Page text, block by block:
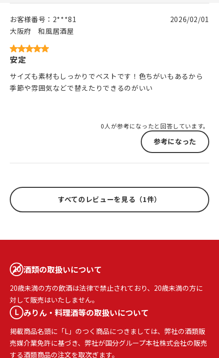
お客様番号： 2***81
大阪府
和風居酒屋
2026/02/01
安定
サイズも素材もしっかりでベストです！色ちがいもあるから
季節や雰囲気などで替えたりできるのがいい
0人が参考になったと回答しています。
参考になった
すべてのレビューを見る（1件）
酒類の取扱いについて
20歳未満の方の飲酒は法律で禁止されており、20歳未満の方に
対して販売はいたしません。
みりん・料理酒等の取扱いについて
掲載商品名頭に「L」のつく商品につきましては、弊社の酒類販
売媒介業免許に基づき、弊社が国分グループ本社株式会社の販売
する酒類商品の注文を取次ぎます。